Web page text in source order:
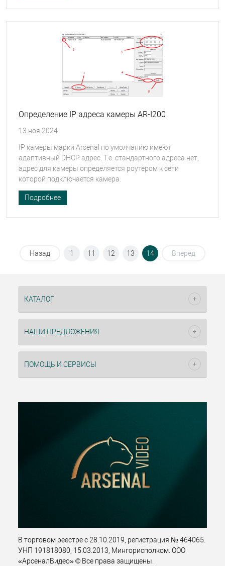
Определение IP адреса камеры AR-I200
13.ноя.2024
IP камеры марки Arsenal по умолчанию имеют
адаптивный DHCP адрес. Т.е. стандартного адреса нет,
адрес для камеры определяется роутером к сети
которой подключается камера.
Подробнее
Назад 1 11 12 13 14 Вперед
КАТАЛОГ
НАШИ ПРЕДЛОЖЕНИЯ
ПОМОЩЬ И СЕРВИСЫ
В торговом реестре с 28.10.2019, регистрация № 464065.
УНП 191818080, 15.03.2013, Мингорисполком. ООО
«АрсеналВидео» © Все права защищены.